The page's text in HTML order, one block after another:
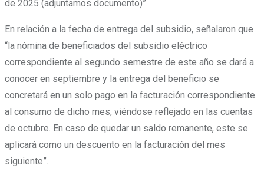
de 2025 (adjuntamos documento)”.
En relación a la fecha de entrega del subsidio, señalaron que
“la nómina de beneficiados del subsidio eléctrico
correspondiente al segundo semestre de este año se dará a
conocer en septiembre y la entrega del beneficio se
concretará en un solo pago en la facturación correspondiente
al consumo de dicho mes, viéndose reflejado en las cuentas
de octubre. En caso de quedar un saldo remanente, este se
aplicará como un descuento en la facturación del mes
siguiente”.